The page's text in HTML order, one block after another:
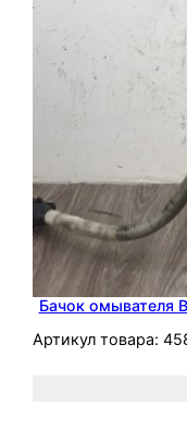
Бачок омывателя
Артикул товара: